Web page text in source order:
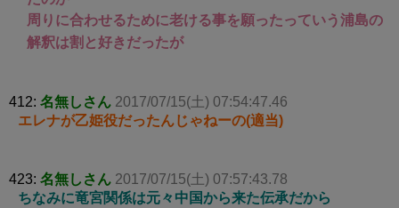
周りに合わせるために老ける事を願ったっていう浦島の
解釈は割と好きだったが
412: 名無しさん 2017/07/15(土) 07:54:47.46
エレナが乙姫役だったんじゃねーの(適当)
423: 名無しさん 2017/07/15(土) 07:57:43.78
ちなみに竜宮関係は元々中国から来た伝承だから